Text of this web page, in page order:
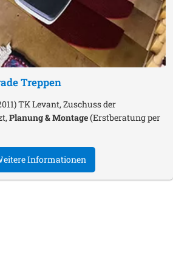
Treppen
TK Levant, Zuschuss der
Planung & Montage(Erstberatung per
Informationen